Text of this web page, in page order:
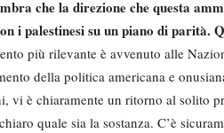
che la direzione che questa
i palestinesi su un piano di parità.
più rilevante è avvenuto alle
della politica americana e
vi è chiaramente un ritorno al solito
quale sia la sostanza. C’è